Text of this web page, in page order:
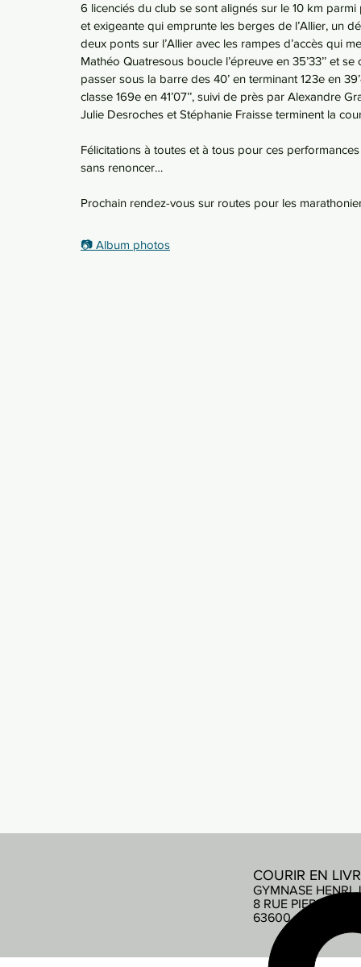
6 licenciés du club se sont alignés sur le 10 km
et exigeante qui emprunte les berges de l’Allier, un
deux ponts sur l’Allier avec les rampes d’accès qui
Mathéo Quatresous boucle l’épreuve en 35’33’’ et
passer sous la barre des 40’ en terminant 123e en
classe 169e en 41’07’’, suivi de près par Alexandre
Julie Desroches et Stéphanie Fraisse terminent la
Félicitations à toutes et à tous pour ces
sans renoncer…
Prochain rendez-vous sur routes pour les
📷 Album photos
COURIR EN
GYMNASE HENRI
8 RUE PIERRE DE
63600 AMBERT